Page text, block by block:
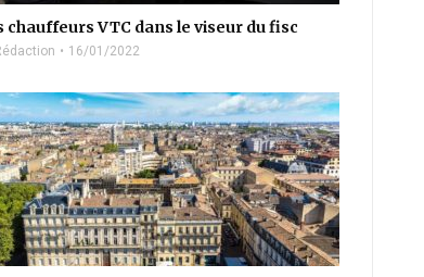
chauffeurs VTC dans le viseur du fisc
16/01/2022